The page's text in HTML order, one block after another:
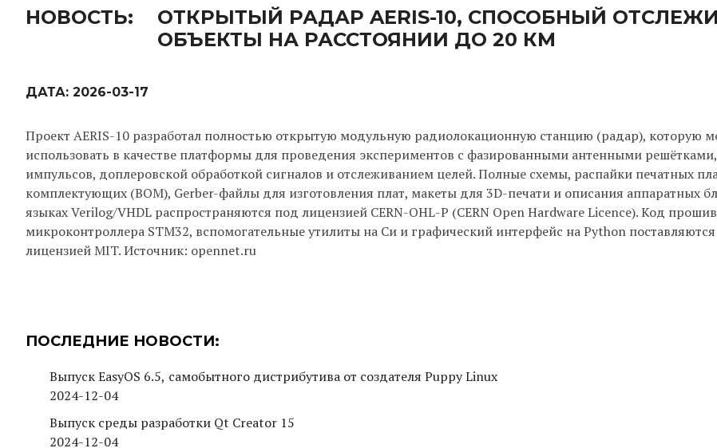
НОВОСТЬ:
ОТКРЫТЫЙ РАДАР AERIS-10, СПОСОБНЫЙ
ОБЪЕКТЫ НА РАССТОЯНИИ ДО 20 КМ
ДАТА: 2026-03-17
Проект AERIS-10 разработал полностью открытую модульную радиолокационную станцию (радар), которую
использовать в качестве платформы для проведения экспериментов c фазированными антенными
импульсов, доплеровской обработкой сигналов и отслеживанием целей. Полные схемы, распайки печатных
комплектующих (BOM), Gerber-файлы для изготовления плат, макеты для 3D-печати и описания аппаратных
языках Verilog/VHDL распространяются под лицензией CERN-OHL-P (CERN Open Hardware Licence). Код
микроконтроллера STM32, вспомогательные утилиты на Си и графический интерфейс на Python
лицензией MIT. Источник: opennet.ru
ПОСЛЕДНИЕ НОВОСТИ:
Выпуск EasyOS 6.5, самобытного дистрибутива от создателя Puppy Linux
2024-12-04
Выпуск среды разработки Qt Creator 15
2024-12-04